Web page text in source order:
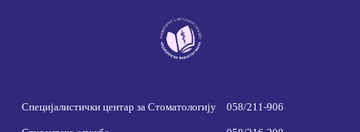
Специјалистички центар за Стоматологију 058/211-906